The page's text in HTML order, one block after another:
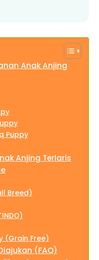
Anak Anjing
Puppy
Anjing Terlaris
Breed)
(Grain Free)
(FAQ)